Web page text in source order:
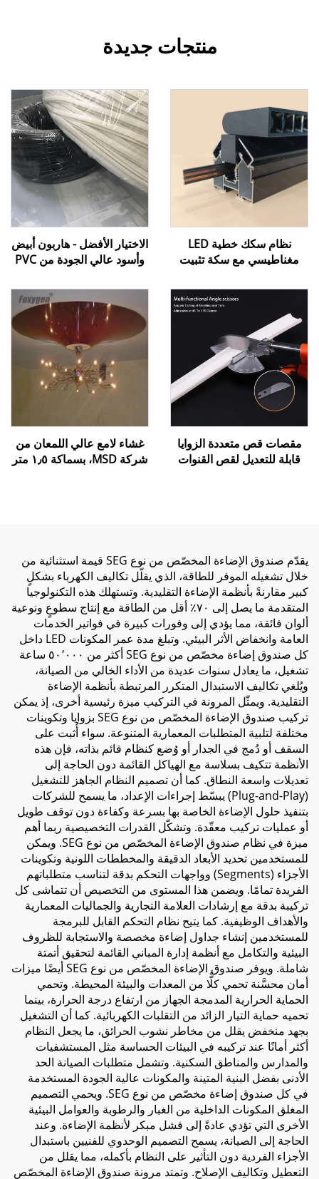
منتجات جديدة
نظام سكك خطية LED
مغناطيسي مع سكة تثبيت
الداخلي
الاختيار الأفضل - هاربون أبيض
وأسود عالي الجودة من PVC
المشدودة
مقصات قص متعددة الزوايا
قابلة للتعديل لقص القنوات
غشاء لامع عالي اللمعان من
شركة MSD، بسماكة ١٫٥ متر
يقدّم صندوق الإضاءة المخصّص من نوع SEG قيمة استثنائية من
خلال تشغيله الموفر للطاقة، الذي يقلّل تكاليف الكهرباء بشكلٍ
كبير مقارنةً بأنظمة الإضاءة التقليدية. وتستهلك هذه التكنولوجيا
المتقدمة ما يصل إلى ٧٠٪ أقل من الطاقة مع إنتاج سطوعٍ ونوعية
ألوان فائقة، مما يؤدي إلى وفورات كبيرة في فواتير الخدمات
العامة وانخفاض الأثر البيئي. وتبلغ مدة عمر المكونات LED داخل
كل صندوق إضاءة مخصّص من نوع SEG أكثر من ٥٠٬٠٠٠ ساعة
تشغيل، ما يعادل سنوات عديدة من الأداء الخالي من الصيانة،
ويُلغي تكاليف الاستبدال المتكرر المرتبطة بأنظمة الإضاءة
التقليدية. ويمثّل المرونة في التركيب ميزة رئيسية أخرى، إذ يمكن
تركيب صندوق الإضاءة المخصّص من نوع SEG بزوايا وتكوينات
مختلفة لتلبية المتطلبات المعمارية المتنوعة. سواء أُثبت على
السقف أو دُمج في الجدار أو وُضع كنظام قائم بذاته، فإن هذه
الأنظمة تتكيف بسلاسة مع الهياكل القائمة دون الحاجة إلى
تعديلات واسعة النطاق. كما أن تصميم النظام الجاهز للتشغيل
(Plug-and-Play) يبسّط إجراءات الإعداد، ما يسمح للشركات
بتنفيذ حلول الإضاءة الخاصة بها بسرعة وكفاءة دون توقف طويل
أو عمليات تركيب معقّدة. وتشكّل القدرات التخصيصية ربما أهم
ميزة في نظام صندوق الإضاءة المخصّص من نوع SEG. ويمكن
للمستخدمين تحديد الأبعاد الدقيقة والمخططات اللونية وتكوينات
الأجزاء (Segments) وواجهات التحكم بدقة لتناسب متطلباتهم
الفريدة تمامًا. ويضمن هذا المستوى من التخصيص أن تتماشى كل
تركيبة بدقة مع إرشادات العلامة التجارية والجماليات المعمارية
والأهداف الوظيفية. كما يتيح نظام التحكم القابل للبرمجة
للمستخدمين إنشاء جداول إضاءة مخصصة والاستجابة للظروف
البيئية والتكامل مع أنظمة إدارة المباني القائمة لتحقيق أتمتة
شاملة. ويوفر صندوق الإضاءة المخصّص من نوع SEG أيضًا ميزات
أمان محسَّنة تحمي كلًّا من المعدات والبيئة المحيطة. وتحمي
الحماية الحرارية المدمجة الجهاز من ارتفاع درجة الحرارة، بينما
تحميه حماية التيار الزائد من التقلبات الكهربائية. كما أن التشغيل
بجهد منخفض يقلل من مخاطر نشوب الحرائق، ما يجعل النظام
أكثر أمانًا عند تركيبه في البيئات الحساسة مثل المستشفيات
والمدارس والمناطق السكنية. وتشمل متطلبات الصيانة الحد
الأدنى بفضل البنية المتينة والمكونات عالية الجودة المستخدمة
في كل صندوق إضاءة مخصّص من نوع SEG. ويحمي التصميم
المغلق المكونات الداخلية من الغبار والرطوبة والعوامل البيئية
الأخرى التي تؤدي عادةً إلى فشل مبكر لأنظمة الإضاءة. وعند
الحاجة إلى الصيانة، يسمح التصميم الوحدوي للفنيين باستبدال
الأجزاء الفردية دون التأثير على النظام بأكمله، مما يقلل من
التعطيل وتكاليف الإصلاح. وتمتد مرونة صندوق الإضاءة المخصّص